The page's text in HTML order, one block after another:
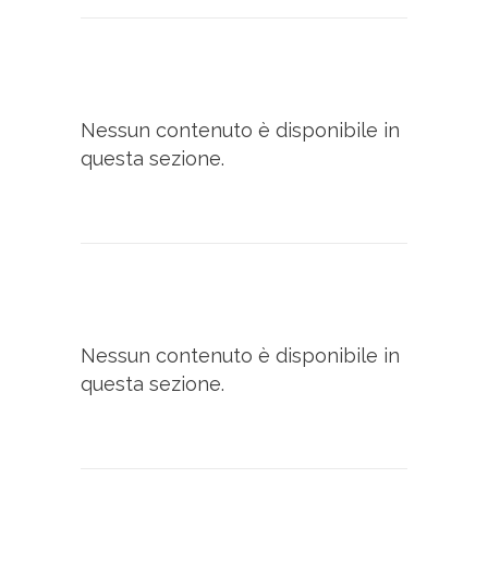
Nessun contenuto è disponibile in
questa sezione.
Nessun contenuto è disponibile in
questa sezione.